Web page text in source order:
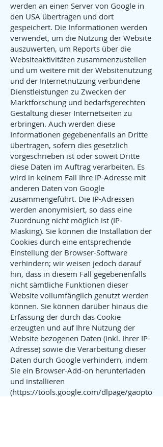
werden an einen Server von Google in
den USA übertragen und dort
gespeichert. Die Informationen werden
verwendet, um die Nutzung der Website
auszuwerten, um Reports über die
Websiteaktivitäten zusammenzustellen
und um weitere mit der Websitenutzung
und der Internetnutzung verbundene
Dienstleistungen zu Zwecken der
Marktforschung und bedarfsgerechten
Gestaltung dieser Internetseiten zu
erbringen. Auch werden diese
Informationen gegebenenfalls an Dritte
übertragen, sofern dies gesetzlich
vorgeschrieben ist oder soweit Dritte
diese Daten im Auftrag verarbeiten. Es
wird in keinem Fall Ihre IP-Adresse mit
anderen Daten von Google
zusammengeführt. Die IP-Adressen
werden anonymisiert, so dass eine
Zuordnung nicht möglich ist (IP-
Masking). Sie können die Installation der
Cookies durch eine entsprechende
Einstellung der Browser-Software
verhindern; wir weisen jedoch darauf
hin, dass in diesem Fall gegebenenfalls
nicht sämtliche Funktionen dieser
Website vollumfänglich genutzt werden
können. Sie können darüber hinaus die
Erfassung der durch das Cookie
erzeugten und auf Ihre Nutzung der
Website bezogenen Daten (inkl. Ihrer IP-
Adresse) sowie die Verarbeitung dieser
Daten durch Google verhindern, indem
Sie ein Browser-Add-on herunterladen
und installieren
(https://tools.google.com/dlpage/gaopto